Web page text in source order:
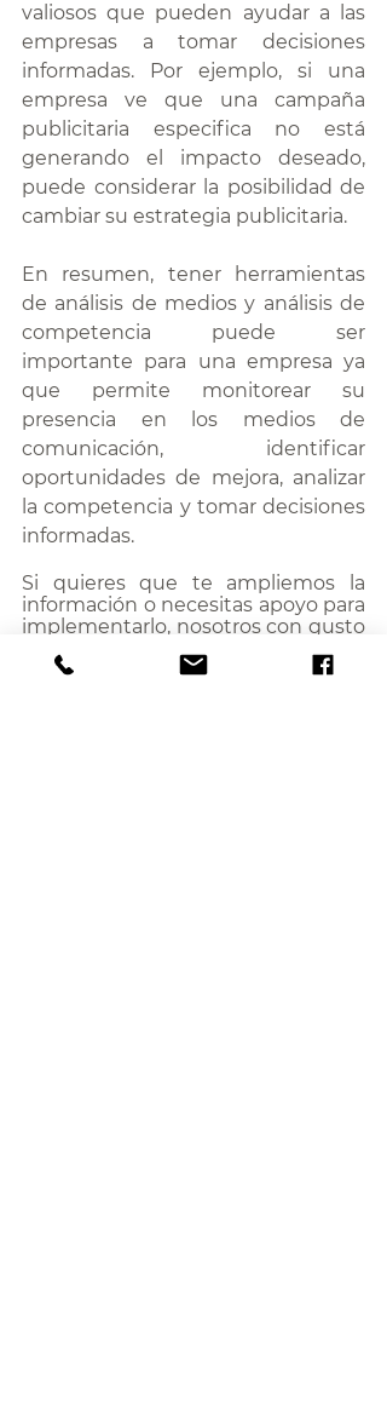
valiosos que pueden ayudar a las
empresas a tomar decisiones
informadas. Por ejemplo, si una
empresa ve que una campaña
publicitaria especifica no está
generando el impacto deseado,
puede considerar la posibilidad de
cambiar su estrategia publicitaria.
En resumen, tener herramientas
de análisis de medios y análisis de
competencia puede ser
importante para una empresa ya
que permite monitorear su
presencia en los medios de
comunicación, identificar
oportunidades de mejora, analizar
la competencia y tomar decisiones
informadas.
Si quieres que te ampliemos la
información o necesitas apoyo para
implementarlo, nosotros con gusto
podemos apoyarte, contáctanos
info@moon-ca.com
/+502